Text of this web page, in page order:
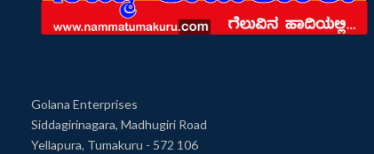
Golana Enterprises
Siddagirinagara, Madhugiri Road
Yellapura, Tumakuru - 572 106